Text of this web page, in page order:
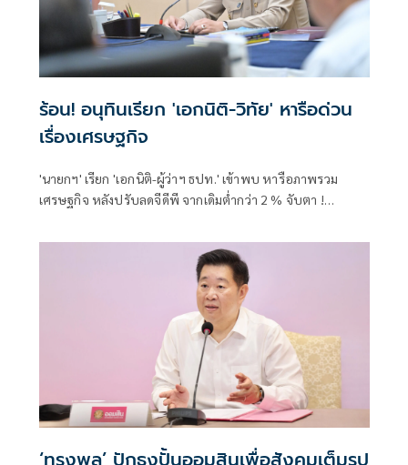
ร้อน! อนุทินเรียก 'เอกนิติ-วิทัย' หารือด่วน
เรื่องเศรษฐกิจ
'นายกฯ' เรียก 'เอกนิติ-ผู้ว่าฯ ธปท.' เข้าพบ หารือภาพรวม
เศรษฐกิจ หลังปรับลดจีดีพี จากเดิมต่ำกว่า 2 % จับตา !